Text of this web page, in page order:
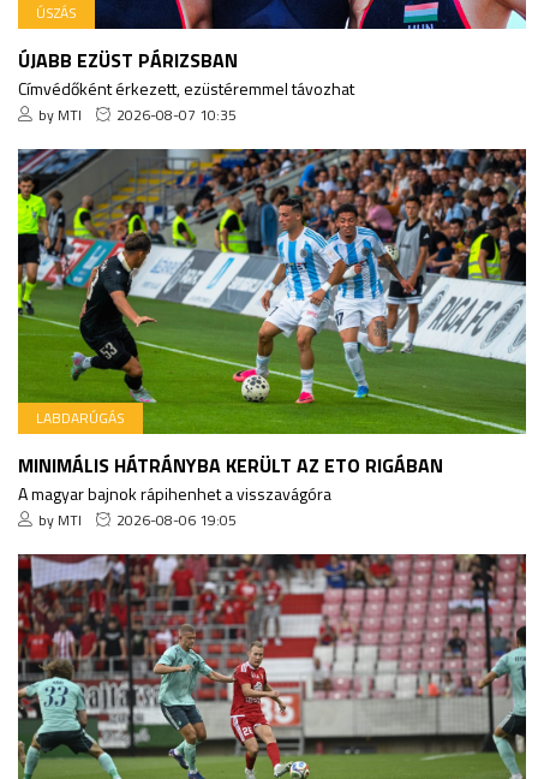
ÚSZÁS
ÚJABB EZÜST PÁRIZSBAN
Címvédőként érkezett, ezüstéremmel távozhat
by MTI 2026-08-07 10:35
LABDARÚGÁS
MINIMÁLIS HÁTRÁNYBA KERÜLT AZ ETO RIGÁBAN
A magyar bajnok rápihenhet a visszavágóra
by MTI 2026-08-06 19:05